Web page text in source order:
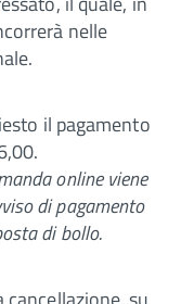
nelle
il pagamento
online viene
di pagamento
di bollo.